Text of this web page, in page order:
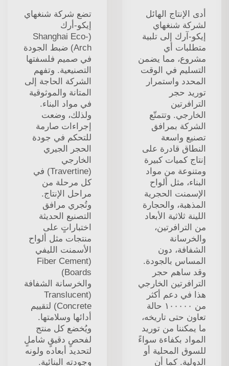
أدى الإنتاج الهائل
لشركة شنغهاي
إيكو-آرك إلى تلبية
متطلبات أي
مشروع، مما يضمن
التسليم في الوقت
المحدد واستمرار
توريد حجر
الترافرتين
الخارجي. وتتمتّع
الشركة بمرافق
تصنيع واسعة
النطاق قادرة على
إنتاج كميات كبيرة
ومتنوعة من مواد
البناء، مثل ألواح
الإسمنت الحجرية
المذهبة، والحجارة
اللينة ثلاثية الأبعاد
من الترافرتين،
والخرسانة
الشفافة، دون
المساس بالجودة.
وقد ساهم حجر
الترافرتين الخارجي
هذا في دعم أكثر
من ١٠٠٠٠٠ حالة
تعاون حتى تاريخه،
ما يمكننا من توريد
المواد بكفاءة سواءً
للسوق المحلية أو
الدولية. كما أن
تضع شركة شنغهاي
إيكو-أرك
(Shanghai Eco-
Arch) ضبط الجودة
في صميم فلسفتها
التصنيعية. وتفهم
الشركة الحاجة إلى
المتانة والموثوقية
في مواد البناء.
ولذلك، وضعت
إجراءات صارمة
للتحكم في جودة
الحجر الجيري
الخارجي
(Travertine) في
كل مرحلة من
مراحل الإنتاج.
وتُجري مرافق
التصنيع الحديثة
اختباراتٍ على
منتجات مثل ألواح
الأسمنت الليفي
(Fiber Cement
Boards)
والخرسانة الشفافة
(Translucent
Concrete) لتقييم
أدائها وسلامتها.
ويُخضع كل منتج
لفحصٍ دقيقٍ شاملٍ
لتحديد أبعاده ولونه
وجودته البنائية.